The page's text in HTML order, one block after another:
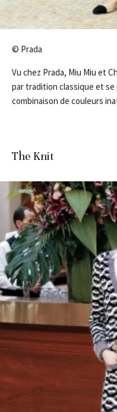
© Prada ©
Vu chez Prada, Miu Miu et
par tradition classique et
combinaison de couleurs
The Knit